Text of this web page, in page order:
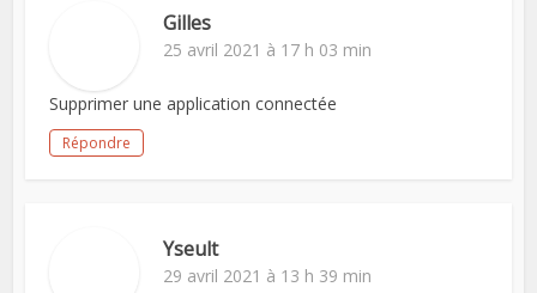
Gilles
25 avril 2021 à 17 h 03 min
Supprimer une application connectée
Répondre
Yseult
29 avril 2021 à 13 h 39 min